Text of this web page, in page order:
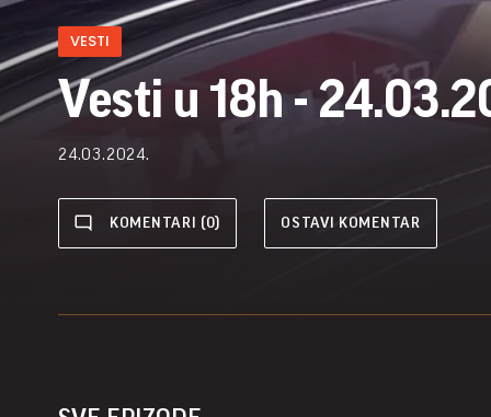
VESTI
Vesti u 18h -
24.03.2024.
KOMENTARI (0) OSTAVI KOMENTAR